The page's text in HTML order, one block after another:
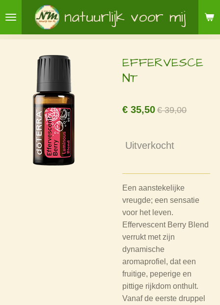
direct
naar
hoofdinhoud
natuurlijk voor mij
EFFERVESCE
NT
€ 35,50 € 39,00
Uitverkocht
Een aanstekelijke
vreugde; een sensatie
voor het leven.
Effervescent Berry Blend
verrukt met zijn
dynamische
aromaprofiel, dat een
fruitige, peperige en
pittige rijkdom onthult.
Vanaf de eerste druppel